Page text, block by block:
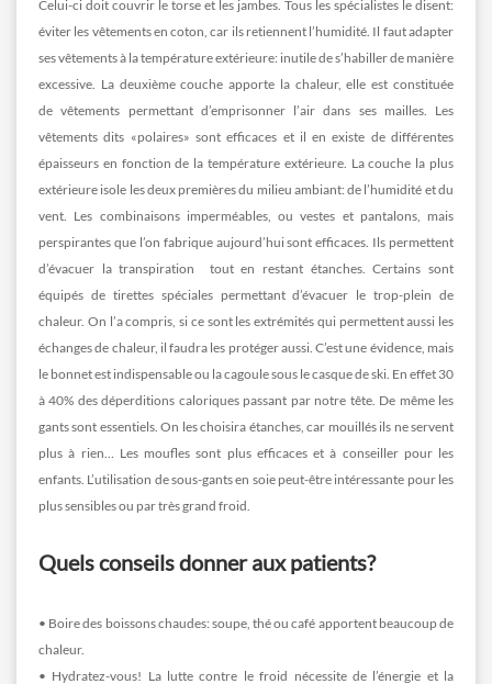
Celui-ci doit couvrir le torse et les jambes. Tous les spécialistes le disent:
éviter les vêtements en coton, car ils retiennent l’humidité. Il faut adapter
ses vêtements à la température extérieure: inutile de s’habiller de manière
excessive. La deuxième couche apporte la chaleur, elle est constituée
de vêtements permettant d’emprisonner l’air dans ses mailles. Les
vêtements dits «polaires» sont efficaces et il en existe de différentes
épaisseurs en fonction de la température extérieure. La couche la plus
extérieure isole les deux premières du milieu ambiant: de l’humidité et du
vent. Les combinaisons imperméables, ou vestes et pantalons, mais
perspirantes que l’on fabrique aujourd’hui sont efficaces. Ils permettent
d’évacuer la transpiration tout en restant étanches. Certains sont
équipés de tirettes spéciales permettant d’évacuer le trop-plein de
chaleur. On l’a compris, si ce sont les extrémités qui permettent aussi les
échanges de chaleur, il faudra les protéger aussi. C’est une évidence, mais
le bonnet est indispensable ou la cagoule sous le casque de ski. En effet 30
à 40% des déperditions caloriques passant par notre tête. De même les
gants sont essentiels. On les choisira étanches, car mouillés ils ne servent
plus à rien… Les moufles sont plus efficaces et à conseiller pour les
enfants. L’utilisation de sous-gants en soie peut-être intéressante pour les
plus sensibles ou par très grand froid.
Quels conseils donner aux patients?
• Boire des boissons chaudes: soupe, thé ou café apportent beaucoup de
chaleur.
• Hydratez-vous! La lutte contre le froid nécessite de l’énergie et la